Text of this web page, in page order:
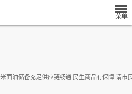
米面油储备充足供应链畅通 民生商品有保障 请市